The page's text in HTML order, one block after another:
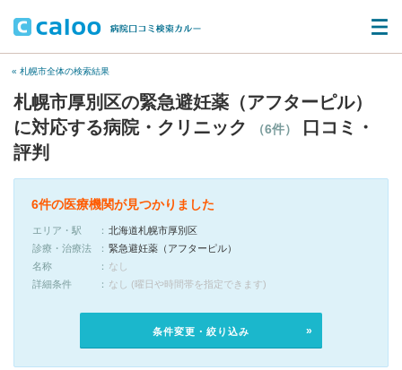
« 札幌市全体の検索結果
札幌市厚別区の緊急避妊薬（アフターピル）
に対応する病院・クリニック
（6件）
口コミ・
評判
6件の医療機関が見つかりました
エリア・駅
北海道札幌市厚別区
診療・治療法
緊急避妊薬（アフターピル）
名称
なし
詳細条件
なし (曜日や時間帯を指定できます)
条件変更・絞り込み